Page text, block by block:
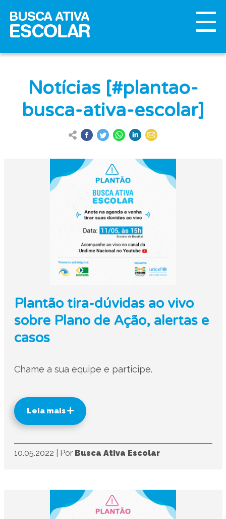
Notícias [#plantao-
busca-ativa-escolar]
Plantão tira-dúvidas ao vivo
sobre Plano de Ação, alertas e
casos
Chame a sua equipe e participe.
Leia mais
10.05.2022 Por Busca Ativa Escolar